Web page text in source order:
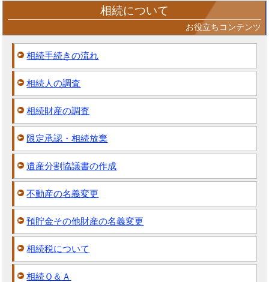
相続について
お役立ちコンテンツ
相続手続きの流れ
相続人の調査
相続財産の調査
限定承認・相続放棄
遺産分割協議書の作成
不動産の名義変更
預貯金その他財産の名義変更
相続税について
相続Ｑ＆Ａ